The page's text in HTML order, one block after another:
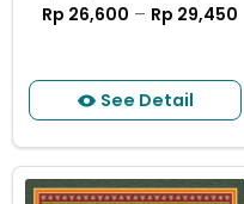
Rp 26,600 – Rp 29,450
See Detail
Produk